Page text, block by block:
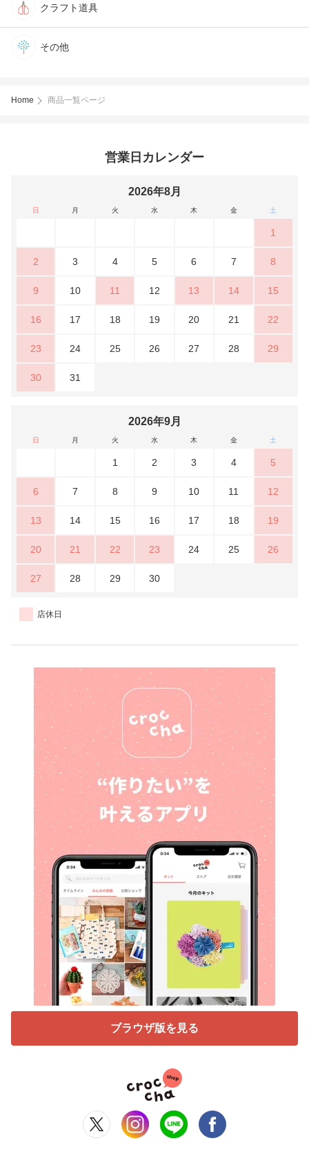
クラフト道具
その他
Home 商品一覧ページ
営業日カレンダー
2026年8月
日 月 火 水 木 金 土
1
2 3 4 5 6 7 8
9 10 11 12 13 14 15
16 17 18 19 20 21 22
23 24 25 26 27 28 29
30 31
2026年9月
日 月 火 水 木 金 土
1 2 3 4 5
6 7 8 9 10 11 12
13 14 15 16 17 18 19
20 21 22 23 24 25 26
27 28 29 30
店休日
ブラウザ版を見る